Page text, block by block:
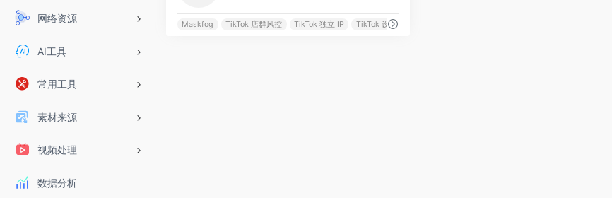
网络资源
AI工具
常用工具
素材来源
视频处理
数据分析
Maskfog TikTok 店群风控 TikTok 独立 IP TikTok 设备指纹隔离